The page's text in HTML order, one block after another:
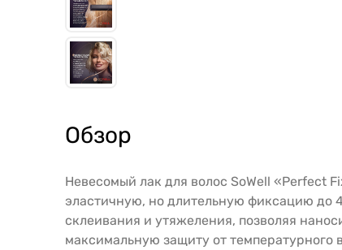
Обзор
Невесомый лак для волос SoWell «Perfect
эластичную, но длительную фиксацию до
склеивания и утяжеления, позволяя
максимальную защиту от температурного